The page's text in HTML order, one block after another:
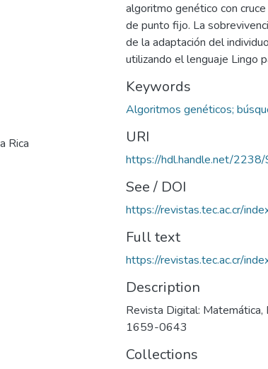
Rica
algoritmo genético con
de punto fijo. La
de la adaptación del
utilizando el lenguaje Lingo
Keywords
Algoritmos genéticos;
URI
https://hdl.handle.net/
See / DOI
https://revistas.tec.ac.cr/
Full text
https://revistas.tec.ac.cr/
Description
Revista Digital:
1659-0643
Collections